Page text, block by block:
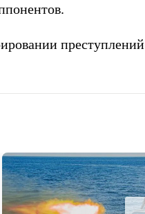
преступлений